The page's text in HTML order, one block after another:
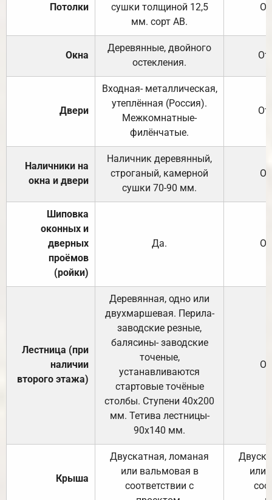
Потолки
сушки толщиной 12,5
мм. сорт АВ.
Окна
Деревянные, двойного
остекления.
Двери
Входная- металлическая,
утеплённая (Россия).
Межкомнатные-
филёнчатые.
Наличники на
окна и двери
Наличник деревянный,
строганый, камерной
сушки 70-90 мм.
Шиповка
оконных и
дверных
проёмов
(ройки)
Да.
Лестница (при
наличии
второго этажа)
Деревянная, одно или
двухмаршевая. Перила-
заводские резные,
балясины- заводские
точеные,
устанавливаются
стартовые точёные
столбы. Ступени 40х200
мм. Тетива лестницы-
90х140 мм.
Крыша
Двускатная, ломаная
или вальмовая в
соответствии с
или